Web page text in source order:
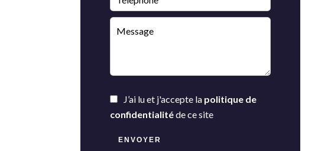
J’ai lu et j'accepte la politique de
confidentialitéde ce site
ENVOYER